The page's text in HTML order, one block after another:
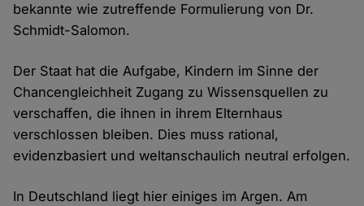
bekannte wie zutreffende Formulierung von Dr.
Schmidt-Salomon.
Der Staat hat die Aufgabe, Kindern im Sinne der
Chancengleichheit Zugang zu Wissensquellen zu
verschaffen, die ihnen in ihrem Elternhaus
verschlossen bleiben. Dies muss rational,
evidenzbasiert und weltanschaulich neutral erfolgen.
In Deutschland liegt hier einiges im Argen. Am